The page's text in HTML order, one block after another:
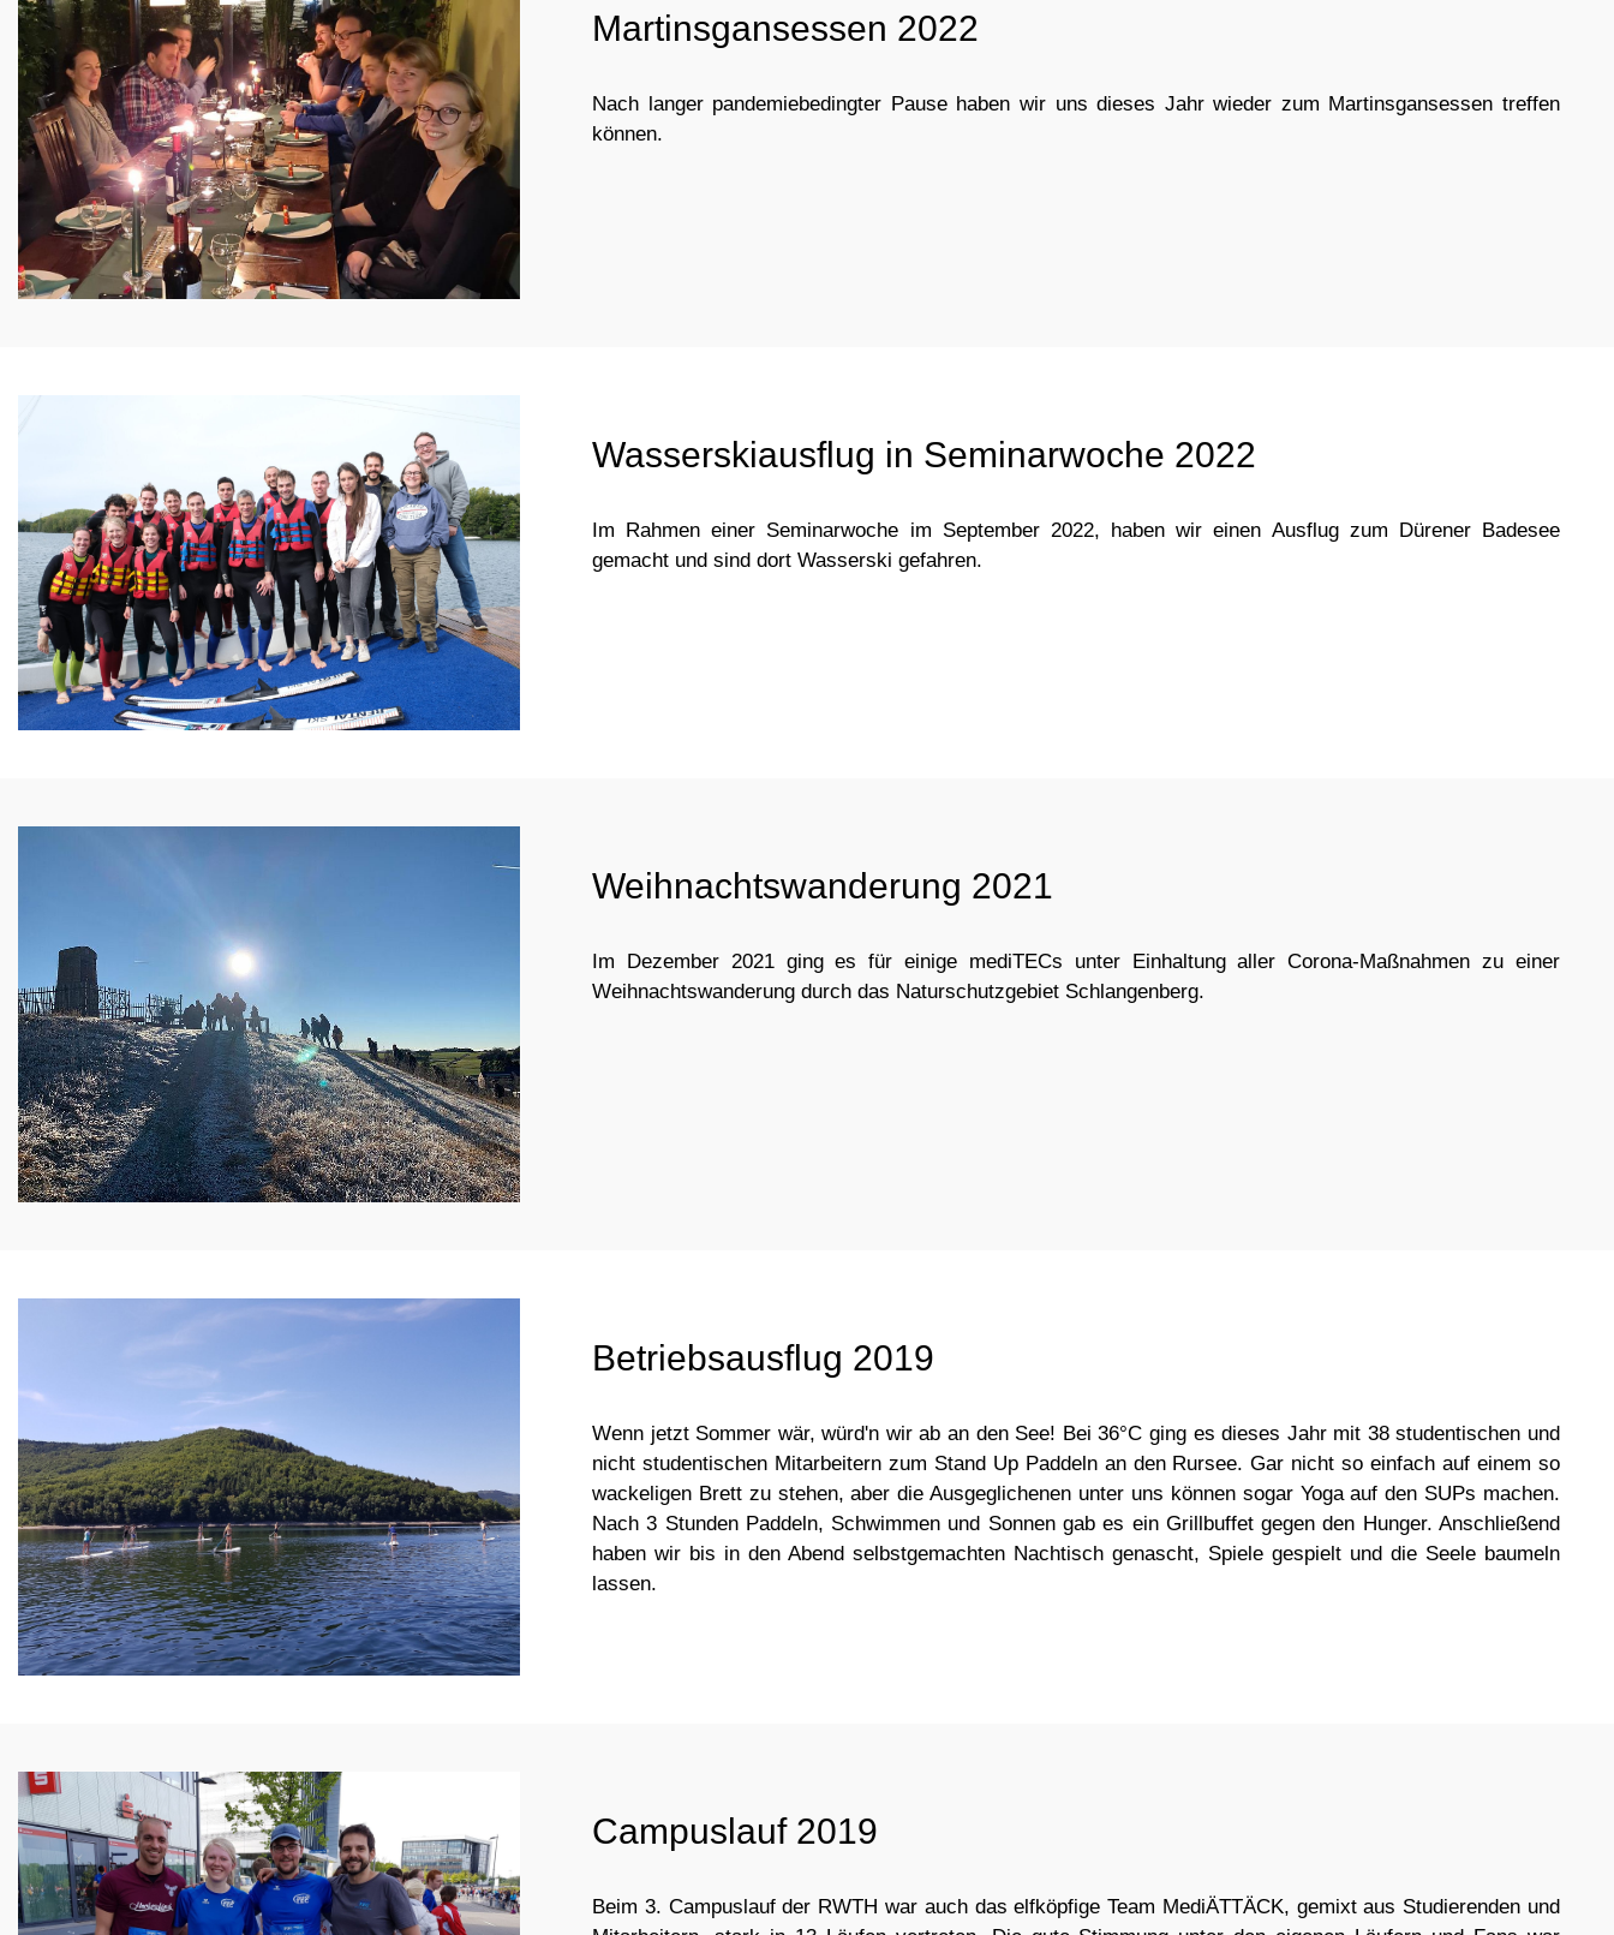
Martinsgansessen 2022
Nach langer pandemiebedingter Pause haben wir uns dieses Jahr wieder zum Martinsgansessen treffen
können.
Wasserskiausflug in Seminarwoche 2022
Im Rahmen einer Seminarwoche im September 2022, haben wir einen Ausflug zum Dürener Badesee
gemacht und sind dort Wasserski gefahren.
Weihnachtswanderung 2021
Im Dezember 2021 ging es für einige mediTECs unter Einhaltung aller Corona-Maßnahmen zu einer
Weihnachtswanderung durch das Naturschutzgebiet Schlangenberg.
Betriebsausflug 2019
Wenn jetzt Sommer wär, würd'n wir ab an den See! Bei 36°C ging es dieses Jahr mit 38 studentischen und
nicht studentischen Mitarbeitern zum Stand Up Paddeln an den Rursee. Gar nicht so einfach auf einem so
wackeligen Brett zu stehen, aber die Ausgeglichenen unter uns können sogar Yoga auf den SUPs machen.
Nach 3 Stunden Paddeln, Schwimmen und Sonnen gab es ein Grillbuffet gegen den Hunger. Anschließend
haben wir bis in den Abend selbstgemachten Nachtisch genascht, Spiele gespielt und die Seele baumeln
lassen.
Campuslauf 2019
Beim 3. Campuslauf der RWTH war auch das elfköpfige Team MediÄTTÄCK, gemixt aus Studierenden und